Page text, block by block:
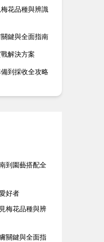
花品種與辨識
鍵與全面指南
解決方案
到採收全攻略
到園藝搭配全
好者
梅花品種與辨
關鍵與全面指